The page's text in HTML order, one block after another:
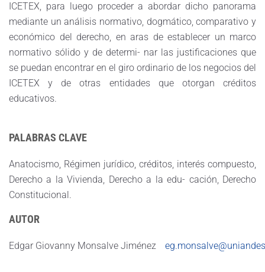
ICETEX, para luego proceder a abordar dicho panorama
mediante un análisis normativo, dogmático, comparativo y
económico del derecho, en aras de establecer un marco
normativo sólido y de determi- nar las justificaciones que
se puedan encontrar en el giro ordinario de los negocios del
ICETEX y de otras entidades que otorgan créditos
educativos.
PALABRAS CLAVE
Anatocismo, Régimen jurídico, créditos, interés compuesto,
Derecho a la Vivienda, Derecho a la edu- cación, Derecho
Constitucional.
AUTOR
Edgar Giovanny Monsalve Jiménez